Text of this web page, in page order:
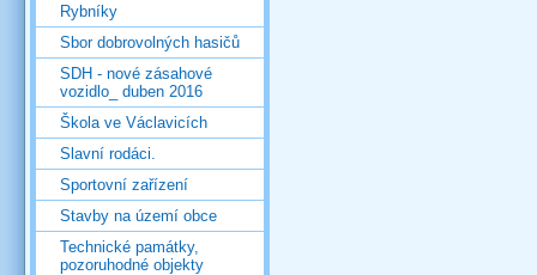
Rybníky
Sbor dobrovolných hasičů
SDH - nové zásahové
vozidlo_ duben 2016
Škola ve Václavicích
Slavní rodáci.
Sportovní zařízení
Stavby na území obce
Technické památky,
pozoruhodné objekty